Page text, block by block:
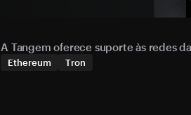
A Tangem oferece suporte às redes
Ethereum Tron